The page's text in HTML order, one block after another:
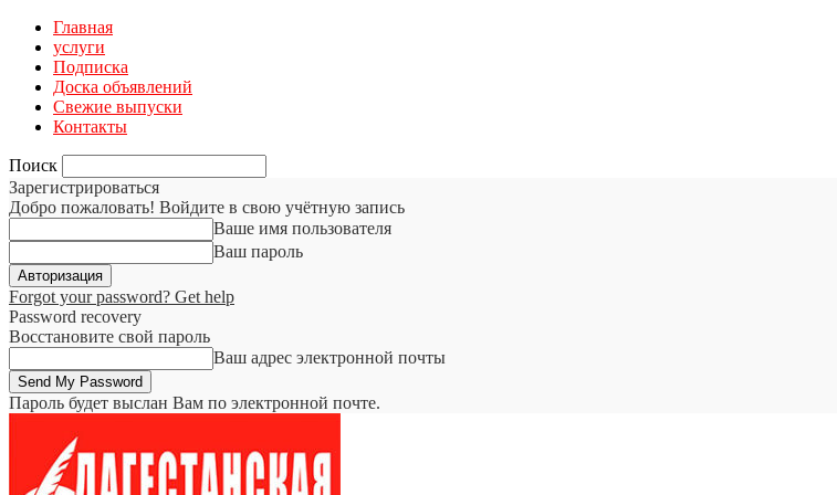
Главная
услуги
Подписка
Доска объявлений
Свежие выпуски
Контакты
Поиск
Зарегистрироваться
Добро пожаловать! Войдите в свою учётную запись
Ваше имя пользователя
Ваш пароль
Forgot your password? Get help
Password recovery
Восстановите свой пароль
Ваш адрес электронной почты
Пароль будет выслан Вам по электронной почте.